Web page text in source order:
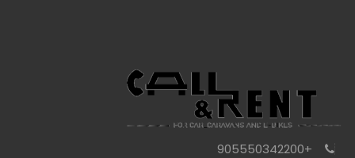
+905550342200